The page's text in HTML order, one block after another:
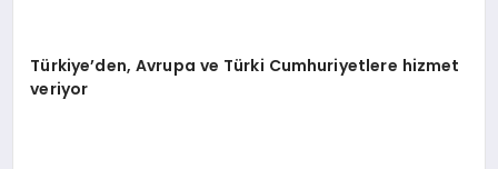
Türkiye’den, Avrupa ve Türki Cumhuriyetlere hizmet
veriyor